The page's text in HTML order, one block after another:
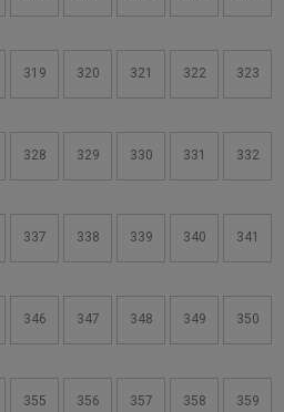
319 320 321 322 323
328 329 330 331 332
337 338 339 340 341
346 347 348 349 350
355 356 357 358 359